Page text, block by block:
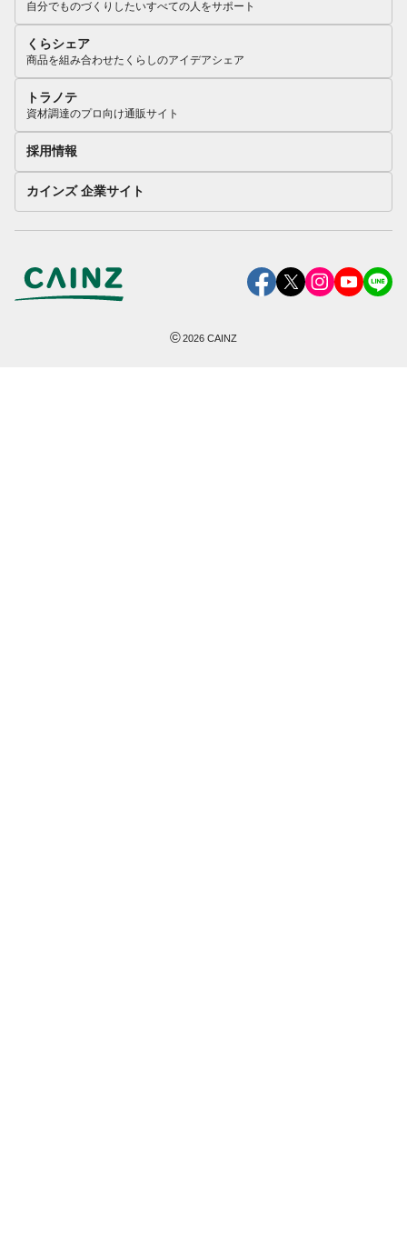
自分でものづくりしたいすべての人をサポート
くらシェア
商品を組み合わせたくらしのアイデアシェア
トラノテ
資材調達のプロ向け通販サイト
採用情報
カインズ 企業サイト
©2026 CAINZ